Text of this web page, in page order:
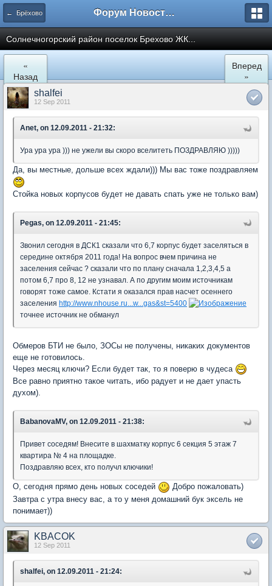
← Брёхово Форум Новостройки
Cолнечногорский район поселок Брехово ЖК...
«
Назад
Вперед
»
shalfei
12 Sep 2011
Anet, on 12.09.2011 - 21:32:
Ура ура ура ))) не ужели вы скоро вселитеть ПОЗДРАВЛЯЮ )))))
Да, вы местные, дольше всех ждали))) Мы вас тоже поздравляем
Стойка новых корпусов будет не давать спать уже не только вам)
Pegas, on 12.09.2011 - 21:45:
Звонил сегодня в ДСК1 сказали что 6,7 корпус будет заселяться в
середине октября 2011 года! На вопрос вчем причина не
заселения сейчас ? сказали что по плану сначала 1,2,3,4,5 а
потом 6,7 про 8, 12 не узнавал. А по другим моим источникам
говорят тоже самое. Кстати я оказался прав насчет осеннего
заселения http://www.nhouse.ru...w...gas&st=5400
точнее источник не обманул
Обмеров БТИ не было, ЗОСы не получены, никаких документов
еще не готовилось.
Через месяц ключи? Если будет так, то я поверю в чудеса
Все равно приятно такое читать, ибо радует и не дает упасть
духом).
BabanovaMV, on 12.09.2011 - 21:38:
Привет соседям! Внесите в шахматку корпус 6 секция 5 этаж 7
квартира № 4 на площадке.
Поздравляю всех, кто получл ключики!
О, сегодня прямо день новых соседей
Добро пожаловать)
Завтра с утра внесу вас, а то у меня домашний бук эксель не
понимает))
KBACOK
12 Sep 2011
shalfei, on 12.09.2011 - 21:24: